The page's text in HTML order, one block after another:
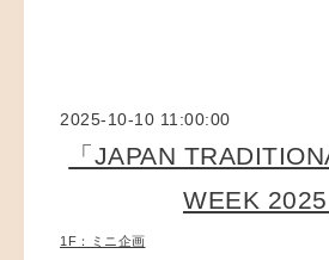
2025-10-10 11:00:00
「JAPAN
WEEK 2025
1F：ミニ企画